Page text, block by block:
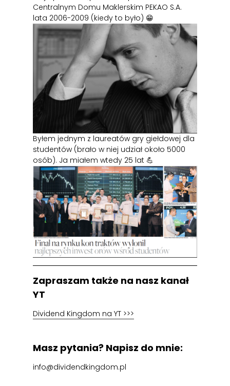
Centralnym Domu Maklerskim PEKAO S.A.
lata 2006-2009 (kiedy to było) 😁
Byłem jednym z laureatów gry giełdowej dla
studentów (brało w niej udział około 5000
osób). Ja miałem wtedy 25 lat 💪
Zapraszam także na nasz kanał
YT
Dividend Kingdom na YT >>>
Masz pytania? Napisz do mnie:
info@dividendkingdom.pl